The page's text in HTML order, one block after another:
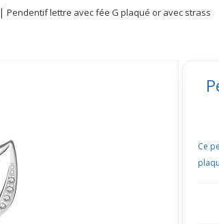
Pendentif lettre avec fée G plaqué or avec strass
Ce